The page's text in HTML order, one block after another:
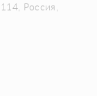
Россия,